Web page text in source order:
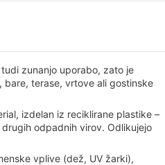
zunanjo uporabo, zato je
terase, vrtove ali gostinske
izdelan iz reciklirane plastike –
odpadnih virov. Odlikujejo
vplive (dež, UV žarki),